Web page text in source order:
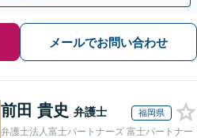
メールでお問い合わせ
前田 貴史 弁護士 福岡県
弁護士法人富士パートナーズ 富士パートナー